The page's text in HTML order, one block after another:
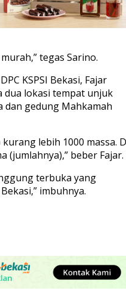
tegas Sarino.
KSPSI Bekasi, Fajar
dua lokasi tempat unjuk
dan gedung Mahkamah
lebih 1000 massa.
(jumlahnya),” beber Fajar.
terbuka yang
imbuhnya.